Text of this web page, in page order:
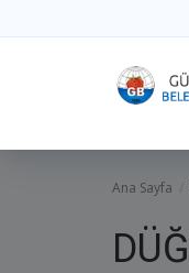
Ana Sayfa